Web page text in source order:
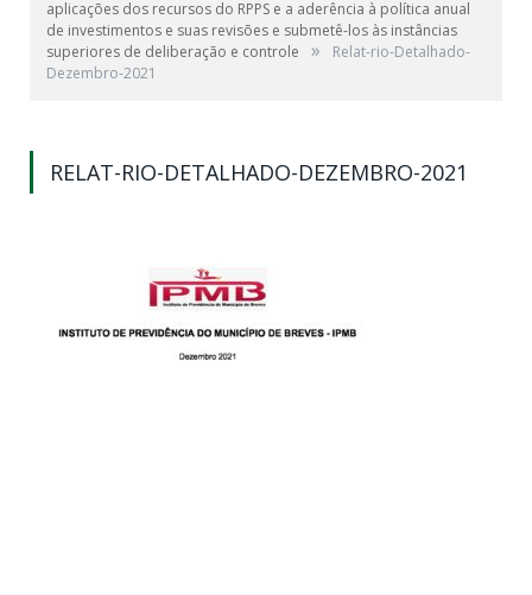
aplicações dos recursos do RPPS e a aderência à política anual
de investimentos e suas revisões e submetê-los às instâncias
superiores de deliberação e controle
»
Relat-rio-Detalhado-
Dezembro-2021
RELAT-RIO-DETALHADO-DEZEMBRO-2021